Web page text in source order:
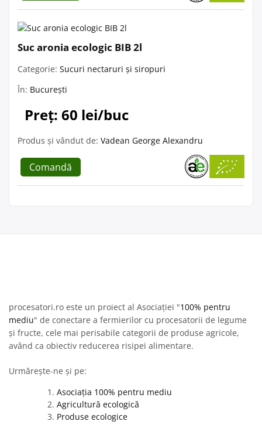
Suc aronia ecologic BIB 2l
Categorie: Sucuri nectaruri și siropuri
În: București
Preț: 60 lei/buc
Produs și vândut de: Vadean George Alexandru
Comandă
procesatori.ro este un proiect al Asociației "100% pentru
mediu" de conectare a fermierilor cu procesatorii de legume
și fructe, cele mai perisabile categorii de produse agricole,
având ca obiectiv reducerea risipei alimentare.
Urmărește-ne și pe:
Asociația 100% pentru mediu
Agricultură ecologică
Produse ecologice